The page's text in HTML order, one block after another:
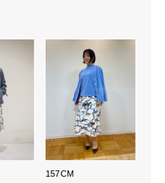
157CM